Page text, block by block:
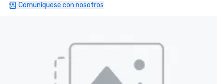
Comuníquese con nosotros